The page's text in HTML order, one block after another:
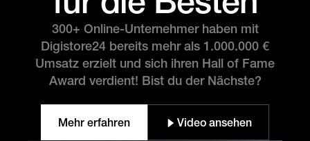
300+ Online-Unternehmer haben mit
Digistore24 bereits mehr als 1.000.000 €
Umsatz erzielt und sich ihren Hall of Fame
Award verdient! Bist du der Nächste?
Mehr erfahren Video ansehen